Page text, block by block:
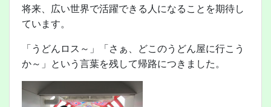
将来、広い世界で活躍できる人になることを期待し
ています。
「うどんロス～」「さぁ、どこのうどん屋に行こう
か～」という言葉を残して帰路につきました。